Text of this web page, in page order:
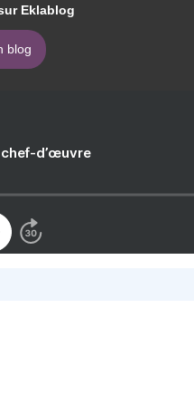
Eklablog
blog
d’œuvre